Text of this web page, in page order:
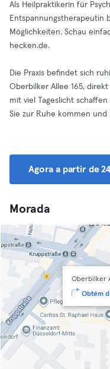
Als Heilpraktikerin für
Entspannungstherapeutin
Möglichkeiten. Schau
hecken.de.
Die Praxis befindet sich
Oberbilker Allee 165,
mit viel Tageslicht
Sie zur Ruhe kommen
Agora a partir de
Morada
Oberbilker
Obtém